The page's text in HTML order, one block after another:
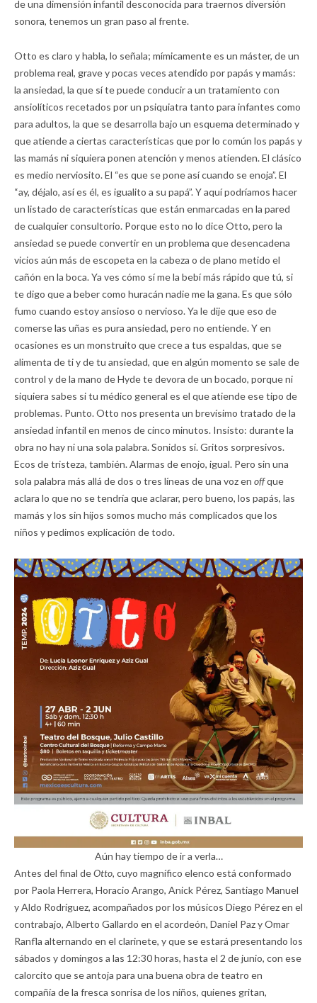
de una dimensión infantil desconocida para traernos diversión
sonora, tenemos un gran paso al frente.
Otto es claro y habla, lo señala; mímicamente es un máster, de un
problema real, grave y pocas veces atendido por papás y mamás:
la ansiedad, la que sí te puede conducir a un tratamiento con
ansiolíticos recetados por un psiquiatra tanto para infantes como
para adultos, la que se desarrolla bajo un esquema determinado y
que atiende a ciertas características que por lo común los papás y
las mamás ni siquiera ponen atención y menos atienden. El clásico
es medio nerviosito. El “es que se pone así cuando se enoja”. El
“ay, déjalo, así es él, es igualito a su papá”. Y aquí podríamos hacer
un listado de características que están enmarcadas en la pared
de cualquier consultorio. Porque esto no lo dice Otto, pero la
ansiedad se puede convertir en un problema que desencadena
vicios aún más de escopeta en la cabeza o de plano metido el
cañón en la boca. Ya ves cómo sí me la bebí más rápido que tú, si
te digo que a beber como huracán nadie me la gana. Es que sólo
fumo cuando estoy ansioso o nervioso. Ya le dije que eso de
comerse las uñas es pura ansiedad, pero no entiende. Y en
ocasiones es un monstruito que crece a tus espaldas, que se
alimenta de ti y de tu ansiedad, que en algún momento se sale de
control y de la mano de Hyde te devora de un bocado, porque ni
siquiera sabes si tu médico general es el que atiende ese tipo de
problemas. Punto. Otto nos presenta un brevísimo tratado de la
ansiedad infantil en menos de cinco minutos. Insisto: durante la
obra no hay ni una sola palabra. Sonidos sí. Gritos sorpresivos.
Ecos de tristeza, también. Alarmas de enojo, igual. Pero sin una
sola palabra más allá de dos o tres líneas de una voz en offque
aclara lo que no se tendría que aclarar, pero bueno, los papás, las
mamás y los sin hijos somos mucho más complicados que los
niños y pedimos explicación de todo.
Aún hay tiempo de ir a verla…
Antes del final deOtto, cuyo magnífico elenco está conformado
por Paola Herrera, Horacio Arango, Anick Pérez, Santiago Manuel
y Aldo Rodríguez, acompañados por los músicos Diego Pérez en el
contrabajo, Alberto Gallardo en el acordeón, Daniel Paz y Omar
Ranfla alternando en el clarinete, y que se estará presentando los
sábados y domingos a las 12:30 horas, hasta el 2 de junio, con ese
calorcito que se antoja para una buena obra de teatro en
compañía de la fresca sonrisa de los niños, quienes gritan,